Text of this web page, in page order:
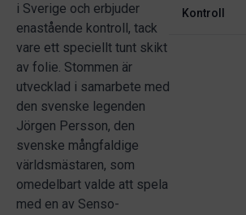
i Sverige och erbjuder
enastående kontroll, tack
vare ett speciellt tunt skikt
av folie. Stommen är
utvecklad i samarbete med
den svenske legenden
Jörgen Persson, den
svenske mångfaldige
världsmästaren, som
omedelbart valde att spela
med en av Senso-
Kontroll